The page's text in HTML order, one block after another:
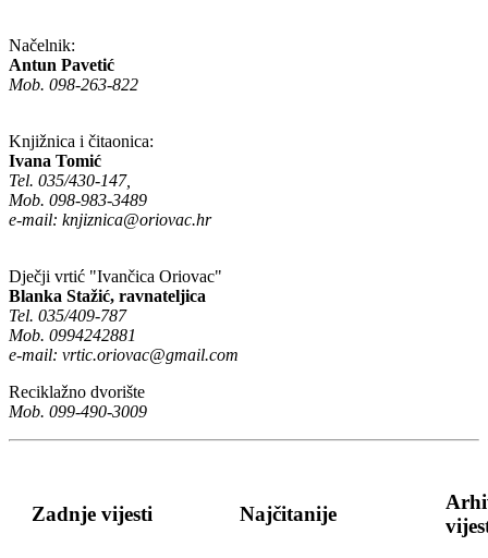
Načelnik:
Antun Pavetić
Mob. 098-263-822
Knjižnica i čitaonica:
Ivana Tomić
Tel. 035/430-147,
Mob. 098-983-3489
e-mail: knjiznica@oriovac.hr
Dječji vrtić "Ivančica Oriovac"
Blanka Stažić, ravnateljica
Tel. 035/409-787
Mob. 0994242881
e-mail: vrtic.oriovac@gmail.com
Reciklažno dvorište
Mob. 099-490-3009
Zadnje vijesti Najčitanije